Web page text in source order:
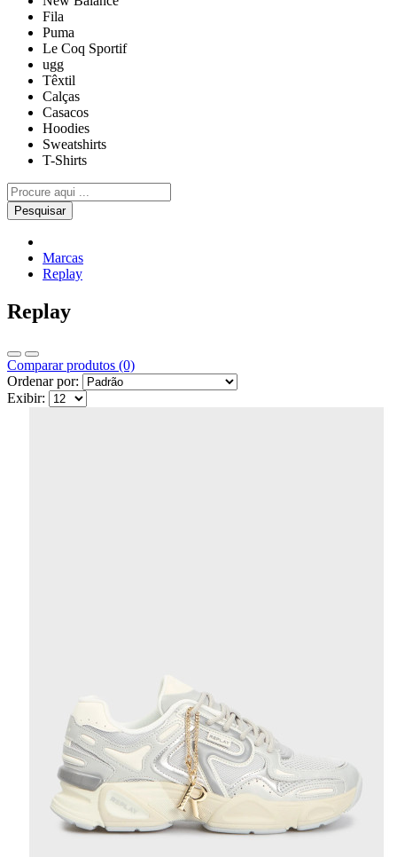
Fila
Puma
Le Coq Sportif
ugg
Têxtil
Calças
Casacos
Hoodies
Sweatshirts
T-Shirts
Pesquisar
Marcas
Replay
Replay
Comparar produtos (0)
Ordenar por:
Exibir: